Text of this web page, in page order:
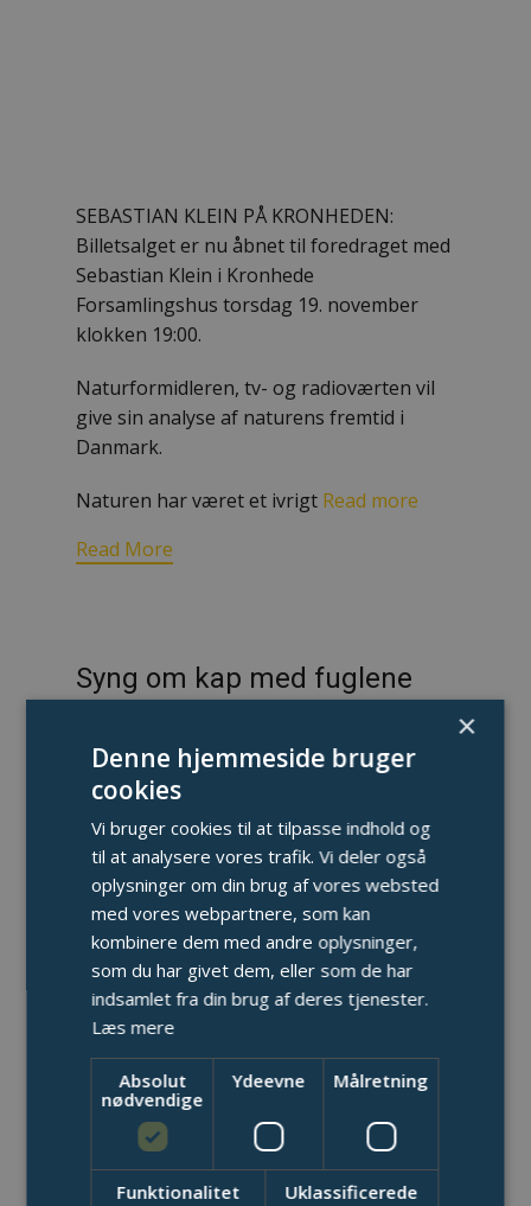
SEBASTIAN KLEIN PÅ KRONHEDEN:
Billetsalget er nu åbnet til foredraget med
Sebastian Klein i Kronhede
Forsamlingshus torsdag 19. november
klokken 19:00.
Naturformidleren, tv- og radioværten vil
give sin analyse af naturens fremtid i
Danmark.
Naturen har været et ivrigt Read more
Read More
Syng om kap med fuglene
til forårskoncert med Lukas og Maria, som
går på MGK Holstebro og deler glæden
ved musik og fællessang. Syng dig ind i
foråret i hyggelige rammer på Kronheden.
Køb billetterher
Read More
Shelterpladsen på vej
×
Denne hjemmeside bruger
cookies
Vi bruger cookies til at tilpasse indhold og
til at analysere vores trafik. Vi deler også
oplysninger om din brug af vores websted
med vores webpartnere, som kan
kombinere dem med andre oplysninger,
som du har givet dem, eller som de har
indsamlet fra din brug af deres tjenester.
Læs mere
Absolut
nødvendige
Ydeevne Målretning
Funktionalitet Uklassificerede